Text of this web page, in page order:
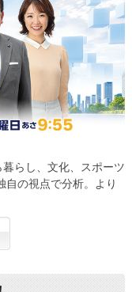
らし、文化、スポーツ
自の視点で分析。より